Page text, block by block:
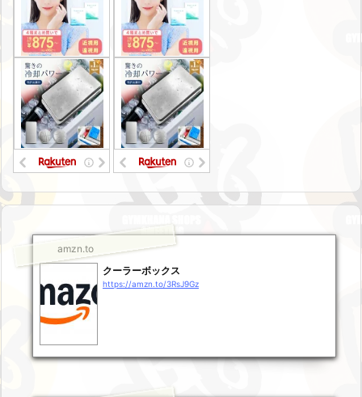
amzn.to
クーラーボックス
https://amzn.to/3RsJ9Gz